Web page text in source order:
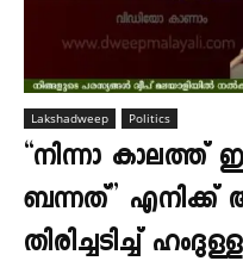
Lakshadweep Politics
“നിന്നാ കാലത്ത്
ബന്നത്” എനിക്ക്
തിരിച്ചടിച്ച്